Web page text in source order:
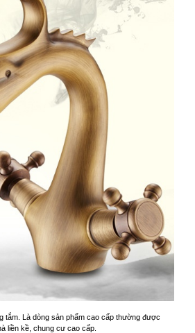
tắm. Là dòng sản phẩm cao cấp thường được
liền kề, chung cư cao cấp.